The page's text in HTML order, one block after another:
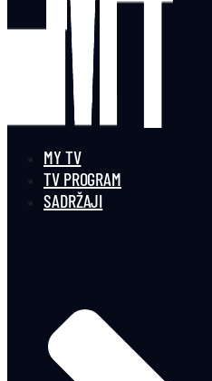
MY TV
TV PROGRAM
SADRŽAJI